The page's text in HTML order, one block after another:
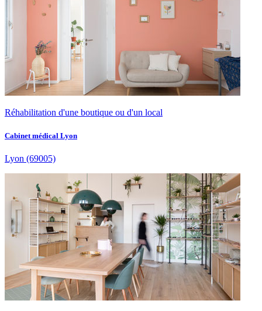
Réhabilitation d'une boutique ou d'un local
Cabinet médical Lyon
Lyon (69005)